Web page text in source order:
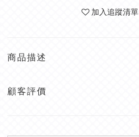
加入追蹤清單
商品描述
顧客評價